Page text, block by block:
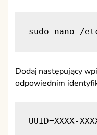
sudo nano /
Dodaj następujący
odpowiednim
UUID=XXXX-